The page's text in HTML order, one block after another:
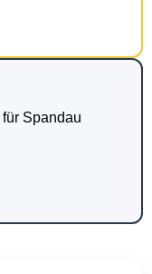
Spandau